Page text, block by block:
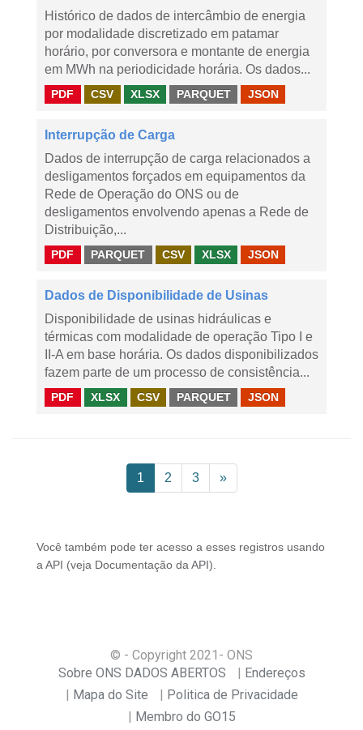
Histórico de dados de intercâmbio de energia
por modalidade discretizado em patamar
horário, por conversora e montante de energia
em MWh na periodicidade horária. Os dados...
PDF CSV XLSX PARQUET JSON
Interrupção de Carga
Dados de interrupção de carga relacionados a
desligamentos forçados em equipamentos da
Rede de Operação do ONS ou de
desligamentos envolvendo apenas a Rede de
Distribuição,...
PDF PARQUET CSV XLSX JSON
Dados de Disponibilidade de Usinas
Disponibilidade de usinas hidráulicas e
térmicas com modalidade de operação Tipo I e
II-A em base horária. Os dados disponibilizados
fazem parte de um processo de consistência...
PDF XLSX CSV PARQUET JSON
1 2 3 »
Você também pode ter acesso a esses registros usando
a API (veja Documentação da API ).
© - Copyright 2021 - ONS
Sobre ONS DADOS ABERTOS
Endereços
Mapa do Site
Politica de Privacidade
Membro do GO15